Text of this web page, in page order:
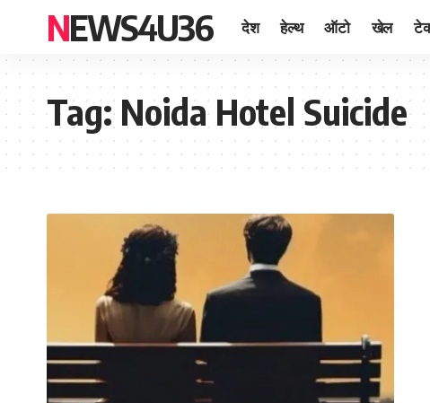
NEWS4U36 देश हेल्थ ऑटो खेल
Tag:Noida Hotel Suicide